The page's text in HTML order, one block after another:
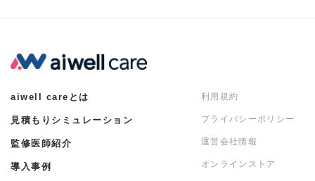
aiwell careとは
見積もりシミュレーション
監修医師紹介
導入事例
利用規約
プライバシーポリシー
運営会社情報
オンラインストア